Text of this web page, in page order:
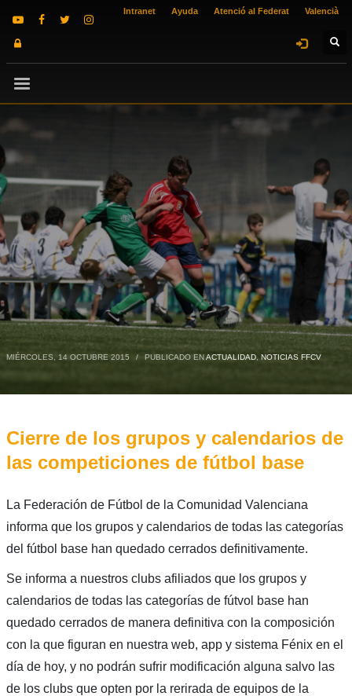
Intranet Ayuda Atenció al Federat Valencià
MIÉRCOLES, 14 OCTUBRE 2015 / PUBLICADO ENACTUALIDAD, NOTICIAS FFCV
Cierre de los grupos y calendarios de
las competiciones de fútbol base
La Federación de Fútbol de la Comunidad Valenciana
informa que los grupos y calendarios de todas las categorías
del fútbol base han quedado cerrados definitivamente.
Se informa a nuestros clubs afiliados que los grupos y
calendarios de todas las categorías de fútvol base han
quedado cerrados de manera definitiva con la composición
con la que figuran en nuestra web, app y sistema Fénix en el
día de hoy, y no podrán sufrir modificación alguna salvo las
de los clubs que opten por la rerirada de equipos de la